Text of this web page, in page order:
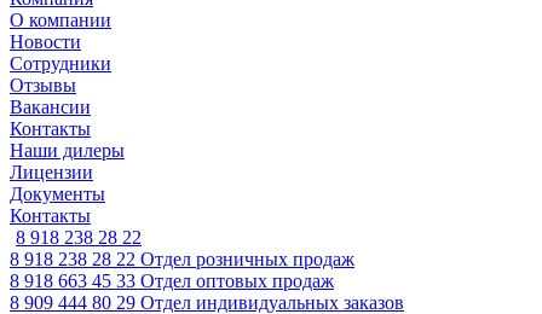
О компании
Новости
Сотрудники
Отзывы
Вакансии
Контакты
Наши дилеры
Лицензии
Документы
Контакты
8 918 238 28 22
8 918 238 28 22 Отдел розничных продаж
8 918 663 45 33 Отдел оптовых продаж
8 909 444 80 29 Отдел индивидуальных заказов